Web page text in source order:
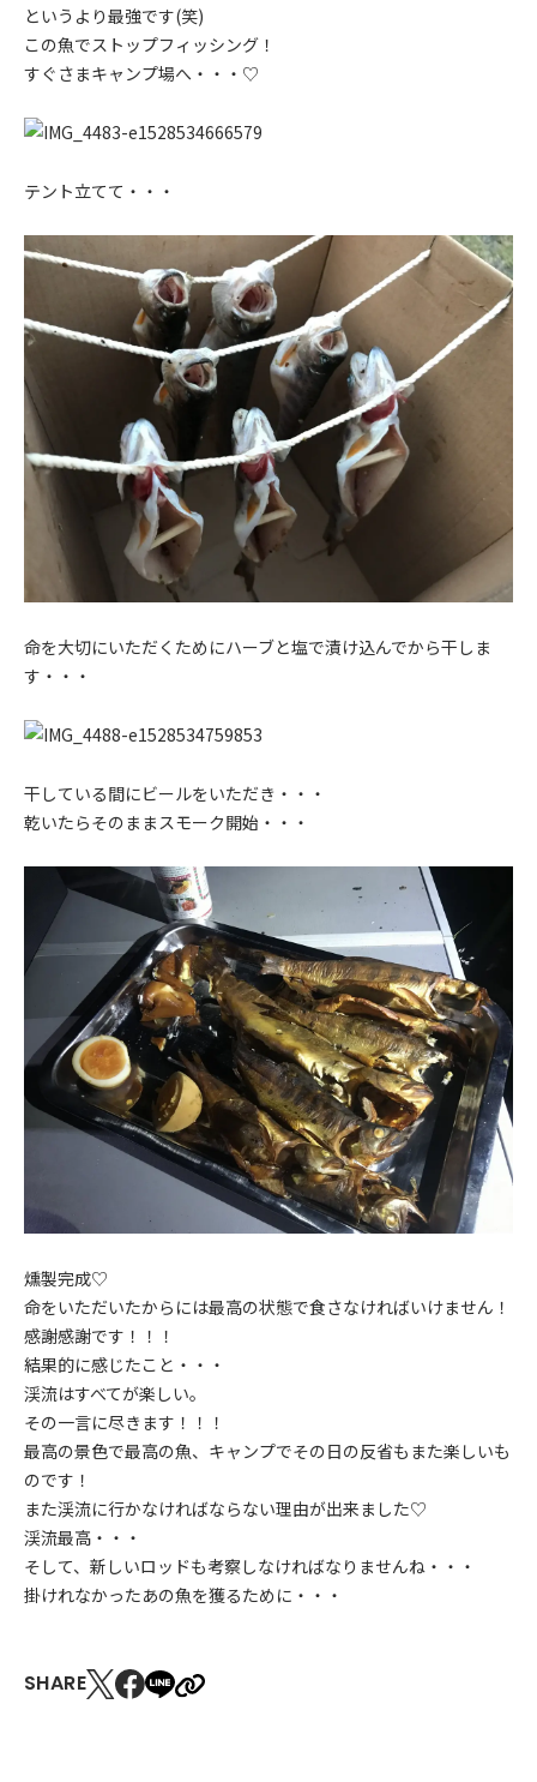
というより最強です(笑)
この魚でストップフィッシング！
すぐさまキャンプ場へ・・・♡
テント立てて・・・
命を大切にいただくためにハーブと塩で漬け込んでから干しま
す・・・
干している間にビールをいただき・・・
乾いたらそのままスモーク開始・・・
燻製完成♡
命をいただいたからには最高の状態で食さなければいけません！
感謝感謝です！！！
結果的に感じたこと・・・
渓流はすべてが楽しい。
その一言に尽きます！！！
最高の景色で最高の魚、キャンプでその日の反省もまた楽しいも
のです！
また渓流に行かなければならない理由が出来ました♡
渓流最高・・・
そして、新しいロッドも考察しなければなりませんね・・・
掛けれなかったあの魚を獲るために・・・
SHARE